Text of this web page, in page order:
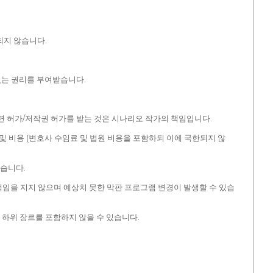
않습니다.
권리를 부여받습니다.
가/저작권 허가를 받는 것은 시나리오 작가의 책임입니다.
비용 (변호사 수임료 및 법원 비용을 포함하되 이에 국한되지 않
니다.
을 지지 않으며 예상치 못한 막판 프로그램 변경이 발생할 수 있습
위 장르를 포함하지 않을 수 있습니다.